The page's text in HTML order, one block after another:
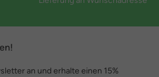
an und erhalte einen 15%